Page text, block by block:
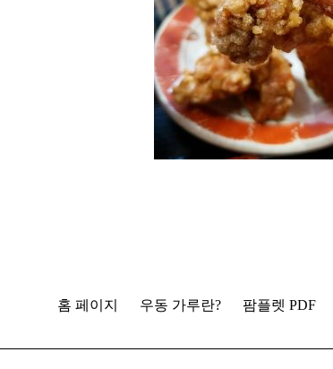
홈 페이지 우동 가루란? 팜플렛 PDF